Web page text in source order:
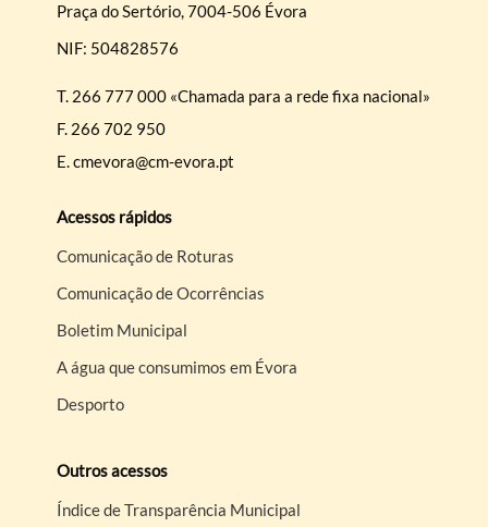
Praça do Sertório, 7004-506 Évora
NIF: 504828576
T. 266 777 000 «Chamada para a rede fixa nacional»
F. 266 702 950
E.cmevora@cm-evora.pt
Acessos rápidos
Comunicação de Roturas
Comunicação de Ocorrências
Boletim Municipal
A água que consumimos em Évora
Desporto
Outros acessos
Índice de Transparência Municipal